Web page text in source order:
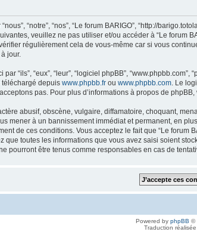
“notre”, “nos”, “Le forum BARIGO”, “http://
veuillez ne pas utiliser et/ou accéder à “Le forum
régulièrement cela de vous-même car si vous
jour.
“ils”, “eux”, “leur”, “logiciel phpBB”,
téléchargé depuis www.phpbb.fr ou www.phpbb.com . Le
pas. Pour plus d’informations à propos de
abusif, obscène, vulgaire, diffamatoire, choquant,
mener à un bannissement immédiat et permanent, en
de ces conditions. Vous acceptez le fait que “Le
que toutes les informations que vous avez saisi soient
pourront être tenus comme responsables en cas de
Powered by phpBB ©
Traduction